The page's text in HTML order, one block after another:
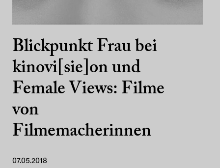
Blickpunkt Frau bei
kinovi[sie]on und
Female Views: Filme
von
Filmemacherinnen
07.05.2018